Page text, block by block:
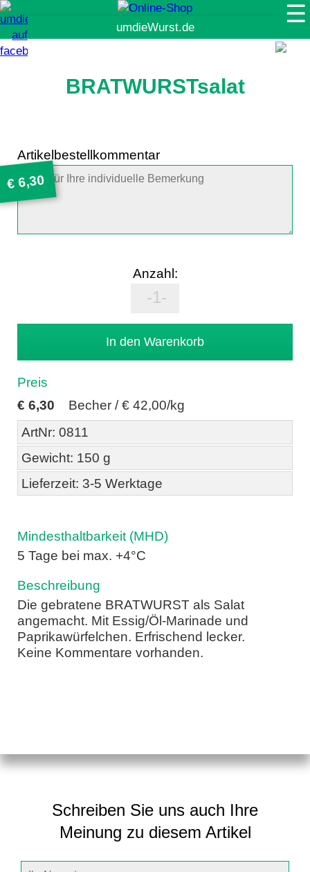
BRATWURSTsalat
€6,30
Artikelbestellkommentar
Anzahl:
Preis
€ 6,30 Becher /€ 42,00/kg
ArtNr: 0811
Gewicht: 150 g
Lieferzeit: 3-5 Werktage
Mindesthaltbarkeit (MHD)
5 Tage bei max. +4°C
Beschreibung
Die gebratene BRATWURST als Salat
angemacht. Mit Essig/Öl-Marinade und
Paprikawürfelchen. Erfrischend lecker.
Keine Kommentare vorhanden.
Schreiben Sie uns auch Ihre
Meinung zu diesem Artikel
☰